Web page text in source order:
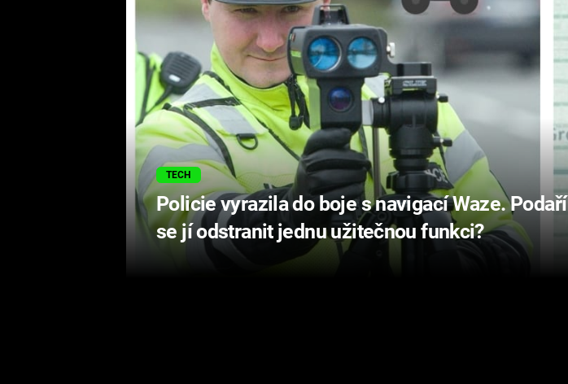
TECH
Policie vyrazila do boje s navigací Waze. Podaří
se jí odstranit jednu užitečnou funkci?